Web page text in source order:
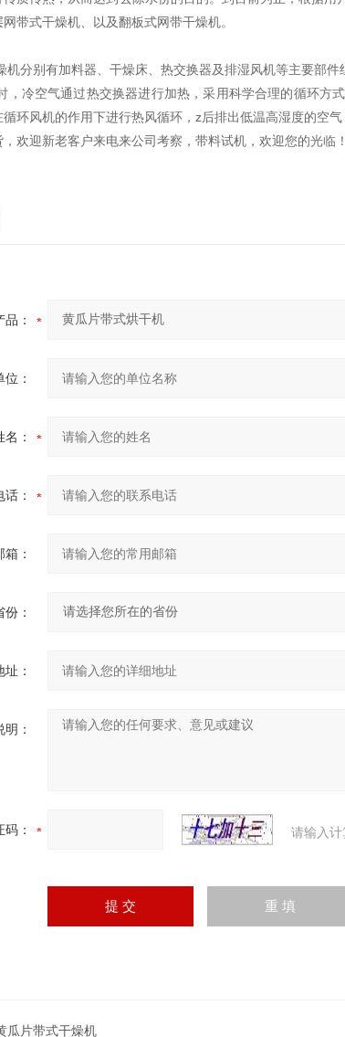
带式干燥机、以及翻板式网带干燥机。
分别有加料器、干燥床、热交换器及排湿风机等主要部件
冷空气通过热交换器进行加热，采用科学合理的循环方
环风机的作用下进行热风循环，z后排出低温高湿度的空气
欢迎新老客户来电来公司考察，带料试机，欢迎您的光临
品：
：
：
：
：
份：
：
：
码： 请输入
瓜片带式干燥机